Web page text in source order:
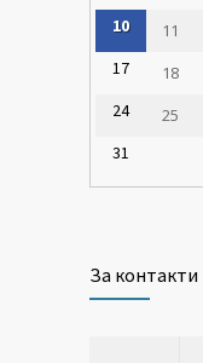
10
11
17
18
24
25
31
За контакти